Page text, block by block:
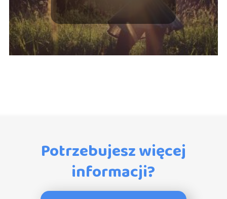
Potrzebujesz więcej
informacji?